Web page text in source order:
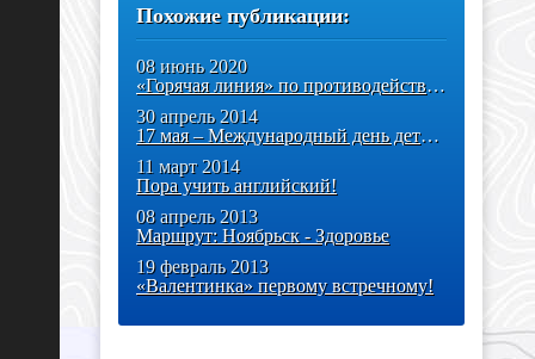
Похожие публикации:
08 июнь 2020
«Горячая линия» по противодействию коррупции
30 апрель 2014
17 мая – Международный день детского телефона доверия!
11 март 2014
Пора учить английский!
08 апрель 2013
Маршрут: Ноябрьск - Здоровье
19 февраль 2013
«Валентинка» первому встречному!